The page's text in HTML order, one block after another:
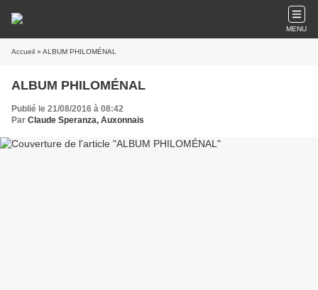
MENU
Accueil » ALBUM PHILOMÉNAL
ALBUM PHILOMÉNAL
Publié le 21/08/2016 à 08:42
Par Claude Speranza, Auxonnais